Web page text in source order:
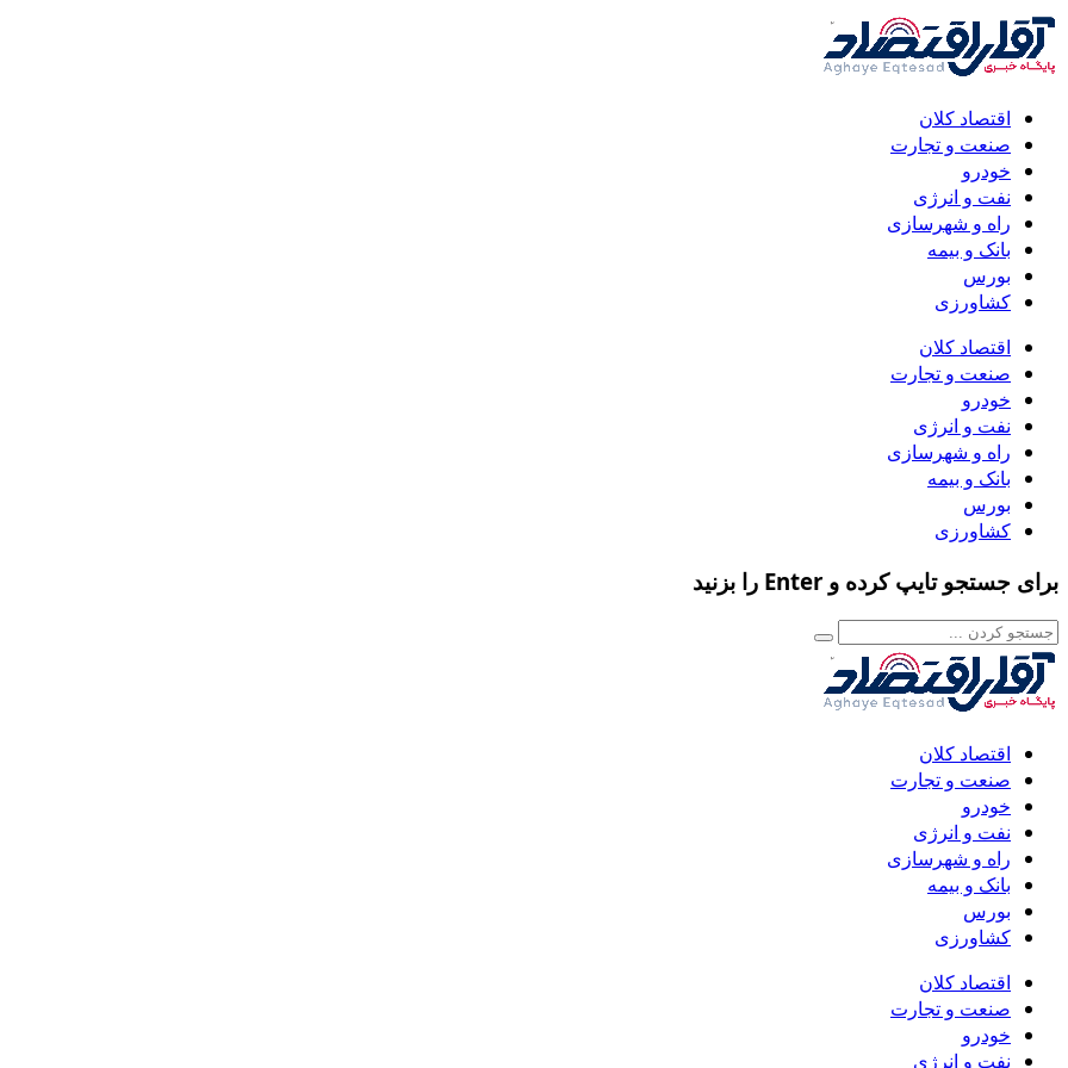
اقتصاد کلان
صنعت و تجارت
خودرو
نفت و انرژی
راه و شهرسازی
بانک و بیمه
بورس
کشاورزی
اقتصاد کلان
صنعت و تجارت
خودرو
نفت و انرژی
راه و شهرسازی
بانک و بیمه
بورس
کشاورزی
برای جستجو تایپ کرده و Enter را بزنید
اقتصاد کلان
صنعت و تجارت
خودرو
نفت و انرژی
راه و شهرسازی
بانک و بیمه
بورس
کشاورزی
اقتصاد کلان
صنعت و تجارت
خودرو
نفت و انرژی